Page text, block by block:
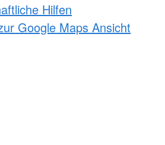
Hilfen
Google Maps Ansicht